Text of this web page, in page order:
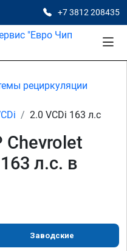
+7 3812 208435
рециркуляции
2.0 VCDi 163 л.с
л.с. в
Заводские